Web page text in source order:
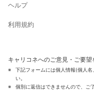
ヘルプ
利用規約
キャリコネへのご意見・ご要望
下記フォームには個人情報(個人
い。
個別に返信はできませんので、ご